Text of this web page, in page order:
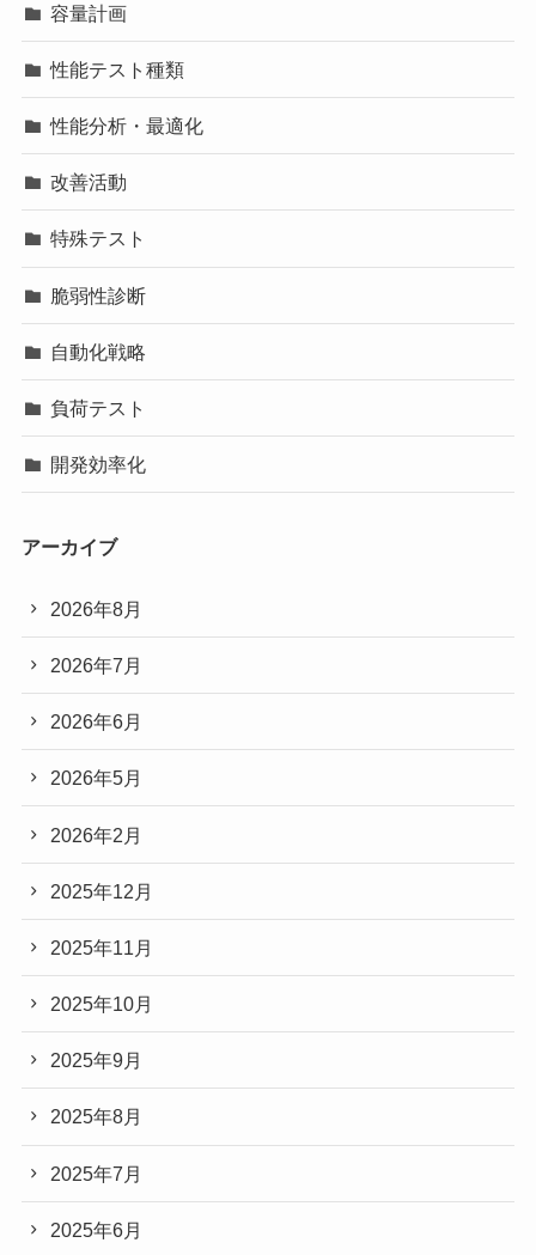
容量計画
性能テスト種類
性能分析・最適化
改善活動
特殊テスト
脆弱性診断
自動化戦略
負荷テスト
開発効率化
アーカイブ
2026年8月
2026年7月
2026年6月
2026年5月
2026年2月
2025年12月
2025年11月
2025年10月
2025年9月
2025年8月
2025年7月
2025年6月